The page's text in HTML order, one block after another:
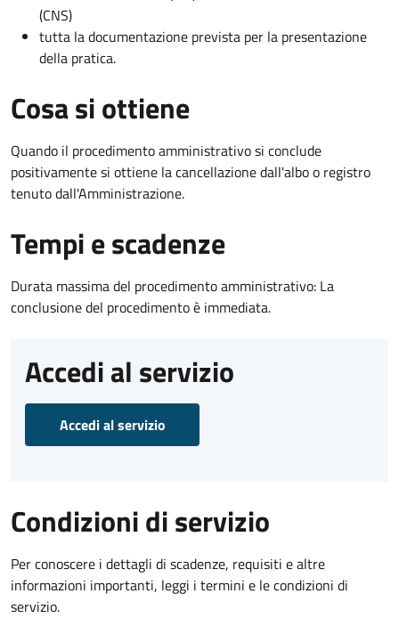
(CNS)
tutta la documentazione prevista per la presentazione
della pratica.
Cosa si ottiene
Quando il procedimento amministrativo si conclude
positivamente si ottiene la cancellazione dall'albo o registro
tenuto dall'Amministrazione.
Tempi e scadenze
Durata massima del procedimento amministrativo: La
conclusione del procedimento è immediata.
Accedi al servizio
Accedi al servizio
Condizioni di servizio
Per conoscere i dettagli di scadenze, requisiti e altre
informazioni importanti, leggi i termini e le condizioni di
servizio.